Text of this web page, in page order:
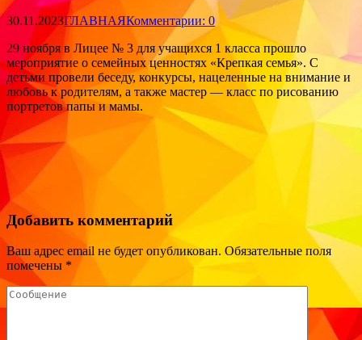
30.11.2023ГЛАВНАЯКомментарии: 0
29 ноября в Лицее № 3 для учащихся 1 класса прошло
мероприятие о семейных ценностях «Крепкая семья». С
детьми провели беседу, конкурсы, нацеленные на внимание и
любовь к родителям, а также мастер — класс по рисованию
портретов папы и мамы.
Добавить комментарий
Ваш адрес email не будет опубликован. Обязательные поля
помечены *